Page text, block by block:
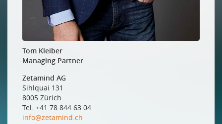
Frauen und MINT-Förderungsprogramme: verlorene
Liebesmüh?
WAS FRAUEN DAZU SAGEN
Die Headhunterin
Die Diversitätsmanagerin
Die TecLady
UND ES GIBT SIE DOCH!
Tom Kleiber
Managing Partner
Zetamind AG
Sihlquai 131
8005 Zürich
Tel. +41 78 844 63 04
info@zetamind.ch